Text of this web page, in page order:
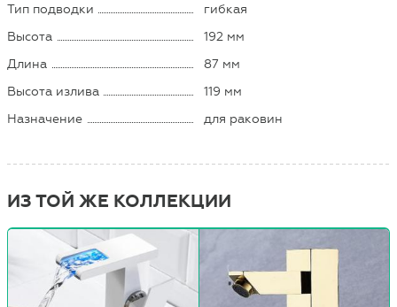
Тип подводки
гибкая
Высота
192 мм
Длина
87 мм
Высота излива
119 мм
Назначение
для раковин
ИЗ ТОЙ ЖЕ КОЛЛЕКЦИИ